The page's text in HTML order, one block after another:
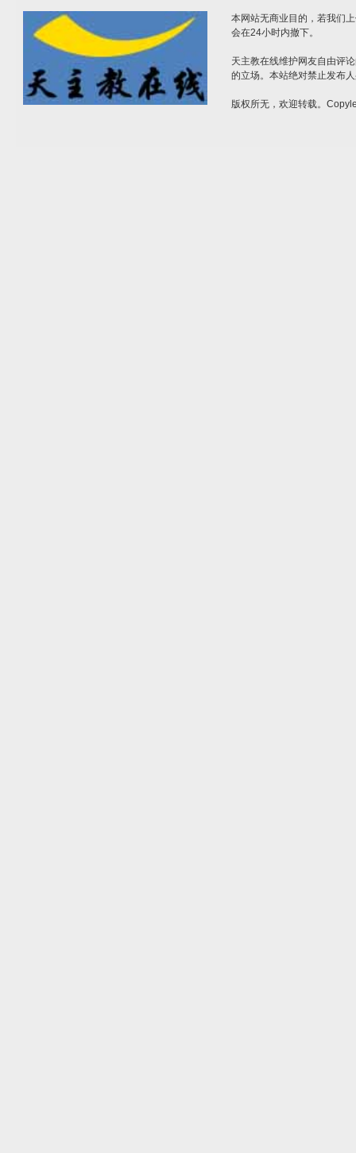
本网站无商业目的，若我们
会在24小时内撤下。
天主教在线维护网友自由评
的立场。本站绝对禁止发布
版权所无，欢迎转载。